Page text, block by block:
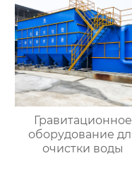
Гравитационное
оборудование
очистки воды